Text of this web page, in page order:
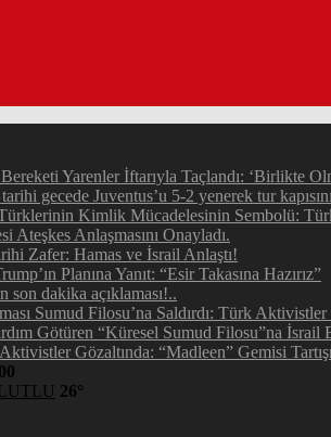
Bereketi Yarenler İftarıyla Taçlandı: ‘Birlikte
gecede Juventus’u 5-2 yenerek tur
Kimlik Mücadelesinin Sembolü:
Ateşkes Anlaşmasını Onayladı.
Zafer: Hamas ve İsrail Anlaştı!
Planına Yanıt: “Esir Takasına Hazırız”
son dakika açıklaması!..
Sumud Filosu’na Saldırdı: Türk
Götüren “Küresel Sumud Filosu”na İsrail
Gözaltında: “Madleen” Gemisi
26°